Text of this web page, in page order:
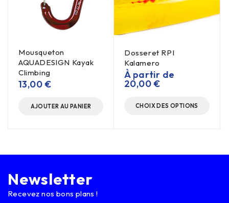
Mousqueton
AQUADESIGN Kayak
Climbing
13,00€
AJOUTER AU PANIER
Dosseret RPI
Kalamero
À partir de
20,00€
CHOIX DES OPTIONS
Newsletter
Recevez nos bons plans !